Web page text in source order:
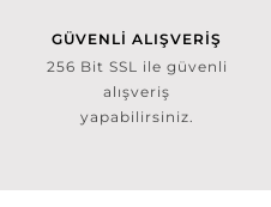
GÜVENLİ ALIŞVERİŞ
256 Bit SSL ile güvenli
alışveriş
yapabilirsiniz.